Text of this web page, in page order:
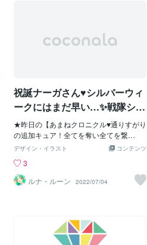
た知識や経験は、将来の同様の状況に対
処する際に貴重な資産となります。成功
否定的なものではありません。むしろ、
それは成長、創造性、人間関
重さ、学び、そして現実的な実りを象徴
しています。今の状況： 復縁に向けて、
適な日。一時的な感情に流されるのでは
なく、お相手との将来をしっかりと見据
えた「真面目な姿勢」が求められていま
す。アドバイス： 今日は、具体的な「自
分磨き」の結果を少しずつ形にしていき
ましょう。例えば、健康的な生活を心が
けたり、資格の勉強を始めたり。あなた
が「目に見える形で変わろうとしてい
る」という事実は、将来お相手と再会し
たとき、何よりも強い信頼の証になりま
な輝きを放つ**「シルバー」**のカード
から助言が届いています。シルバーは
祝誕ナーガさん♥シルバーウィ
ークにはまだ早い…✨戦隊シル
バー０１
★昨日の【あまねクロニクル♥通りすがり
の追加キュア！全てを奪い全てを繋
げ！】 昨日はようやくエアコン全開なら
れを取り戻すため全力全開【全集中】で
頑張りました！！！！！ しかし体力回復
も十分でなかったため夜には力尽きてし
ピンチでした(汗) どうにか間に合って良
かったです！！！！！ ★今日７月４日は
『宇宙戦隊キュウレンジャー』の ナー
コンテンツ
デザイン・イラスト
3
ルナ・ルーン
2022/07/04